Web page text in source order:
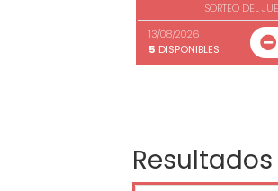
SORTEO DEL
13/08/2026
5 DISPONIBLES